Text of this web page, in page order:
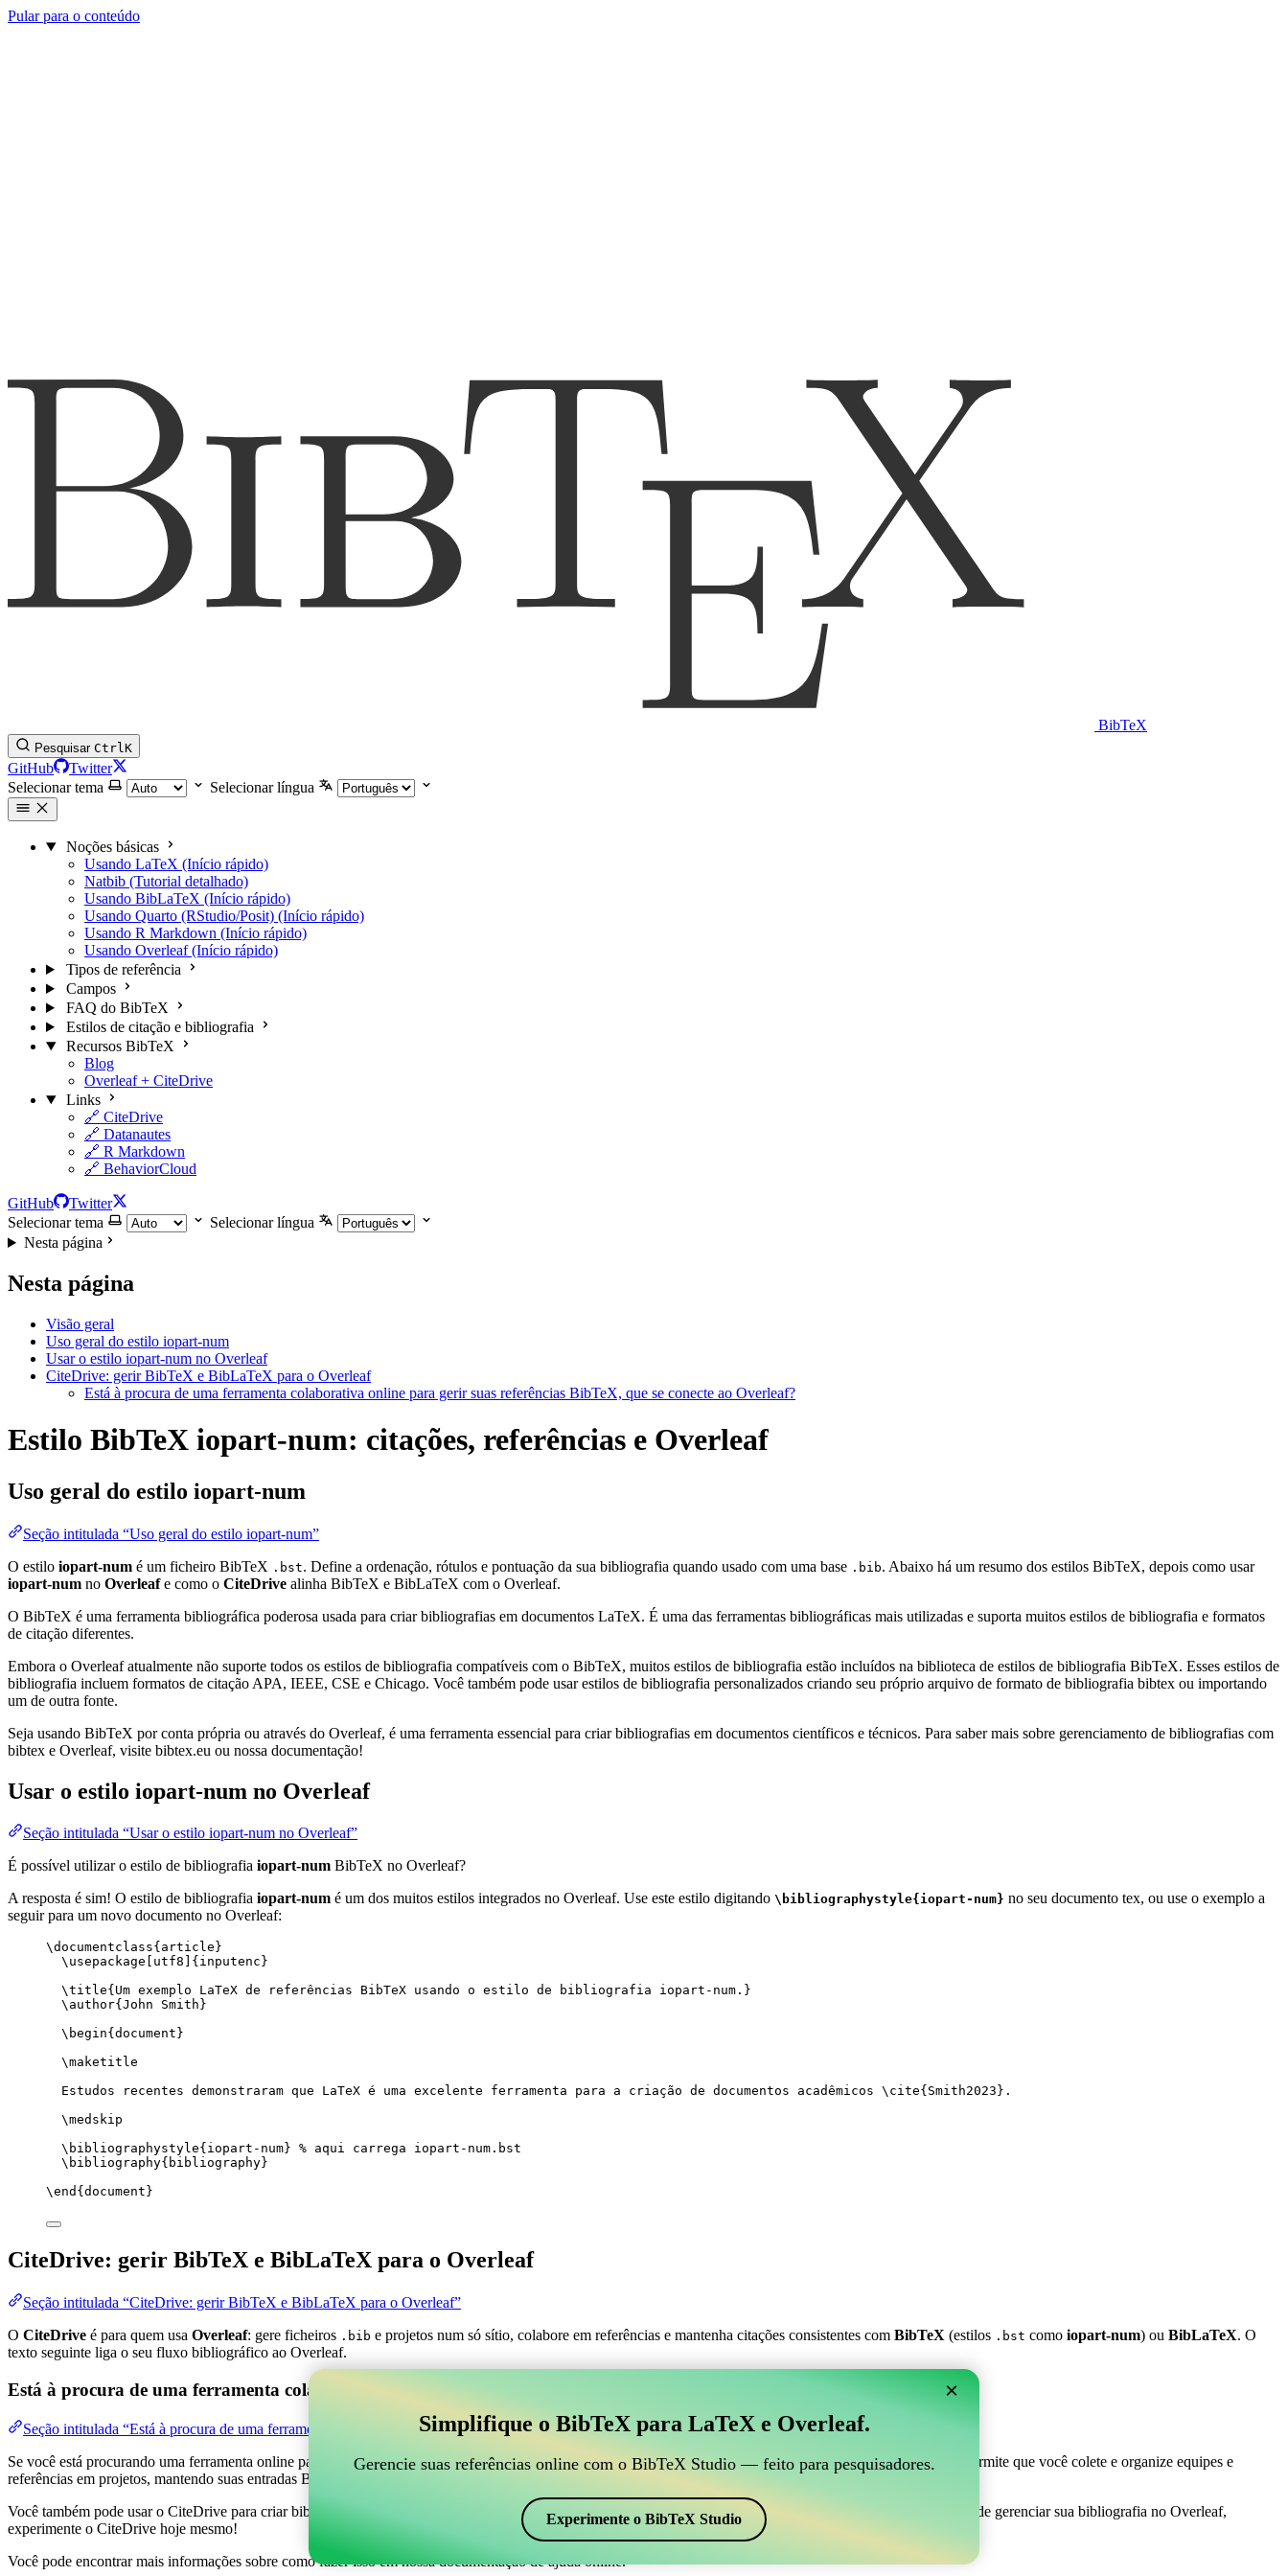
Pular para o conteúdo
BibTeX
Pesquisar CtrlK
GitHub
Twitter
Selecionar tema
Selecionar língua
Noções básicas
Usando LaTeX (Início rápido)
Natbib (Tutorial detalhado)
Usando BibLaTeX (Início rápido)
Usando Quarto (RStudio/Posit) (Início rápido)
Usando R Markdown (Início rápido)
Usando Overleaf (Início rápido)
Tipos de referência
Campos
FAQ do BibTeX
Estilos de citação e bibliografia
Recursos BibTeX
Blog
Overleaf + CiteDrive
Links
🔗 CiteDrive
🔗 Datanautes
🔗 R Markdown
🔗 BehaviorCloud
GitHub
Twitter
Selecionar tema
Selecionar língua
Nesta página
Nesta página
Visão geral
Uso geral do estilo iopart-num
Usar o estilo iopart-num no Overleaf
CiteDrive: gerir BibTeX e BibLaTeX para o Overleaf
Está à procura de uma ferramenta colaborativa online para gerir suas referências BibTeX, que se conecte ao Overleaf?
Estilo BibTeX iopart-num: citações, referências e Overleaf
Uso geral do estilo iopart-num
Seção intitulada “Uso geral do estilo iopart-num”
O estilo iopart-num é um ficheiro BibTeX .bst. Define a ordenação, rótulos e pontuação da sua bibliografia quando usado com uma base .bib. Abaixo há um resumo dos estilos BibTeX, depois como usar
iopart-num no Overleafe como o CiteDrive alinha BibTeX e BibLaTeX com o Overleaf.
O BibTeX é uma ferramenta bibliográfica poderosa usada para criar bibliografias em documentos LaTeX. É uma das ferramentas bibliográficas mais utilizadas e suporta muitos estilos de bibliografia e formatos
de citação diferentes.
Embora o Overleaf atualmente não suporte todos os estilos de bibliografia compatíveis com o BibTeX, muitos estilos de bibliografia estão incluídos na biblioteca de estilos de bibliografia BibTeX. Esses estilos de
bibliografia incluem formatos de citação APA, IEEE, CSE e Chicago. Você também pode usar estilos de bibliografia personalizados criando seu próprio arquivo de formato de bibliografia bibtex ou importando
um de outra fonte.
Seja usando BibTeX por conta própria ou através do Overleaf, é uma ferramenta essencial para criar bibliografias em documentos científicos e técnicos. Para saber mais sobre gerenciamento de bibliografias com
bibtex e Overleaf, visite bibtex.eu ou nossa documentação!
Usar o estilo iopart-num no Overleaf
Seção intitulada “Usar o estilo iopart-num no Overleaf”
É possível utilizar o estilo de bibliografia iopart-num BibTeX no Overleaf?
A resposta é sim! O estilo de bibliografia iopart-num é um dos muitos estilos integrados no Overleaf. Use este estilo digitando \bibliographystyle{iopart-num} no seu documento tex, ou use o exemplo a
seguir para um novo documento no Overleaf:
\documentclass{ article }
\usepackage
utf8 ]{ inputenc }
\title{Um exemplo LaTeX de referências BibTeX usando o estilo de bibliografia iopart-num.}
\author{John Smith}
\begin{ document }
\maketitle
Estudos recentes demonstraram que LaTeX é uma excelente ferramenta para a criação de documentos acadêmicos \cite{ Smith2023 }.
\medskip
\bibliographystyle{iopart-num} % aqui carrega iopart-num.bst
\bibliography{bibliography}
\end { document }
CiteDrive: gerir BibTeX e BibLaTeX para o Overleaf
Seção intitulada “CiteDrive: gerir BibTeX e BibLaTeX para o Overleaf”
O CiteDrive é para quem usa Overleaf: gere ficheiros .bib e projetos num só sítio, colabore em referências e mantenha citações consistentes com BibTeX (estilos .bst como iopart-num) ou BibLaTeX. O
texto seguinte liga o seu fluxo bibliográfico ao Overleaf.
Está à procura de uma ferramenta colaborativa online para gerir suas referências BibTeX, que se conecte ao Overleaf?
Seção intitulada “Está à procura de uma ferramenta colaborativa online para gerir suas referências BibTeX, que se conecte ao Overleaf?”
Se você está procurando uma ferramenta online para ajudar a gerenciar suas referências, citações e bibliografia no Overleaf, o CiteDrive pode ser perfeito! Ele permite que você colete e organize equipes e
referências em projetos, mantendo suas entradas BibTeX atualizadas em seu projeto Overleaf.
Você também pode usar o CiteDrive para criar bibliografias e citações em vários estilos, incluindo iopart-num. Então, se você está procurando uma maneira fácil de gerenciar sua bibliografia no Overleaf,
experimente o CiteDrive hoje mesmo!
Você pode encontrar mais informações sobre como fazer isso em nossa documentação de ajuda online.
×
Simplifique o BibTeX para LaTeX e Overleaf.
Gerencie suas referências online com o BibTeX Studio — feito para pesquisadores.
Experimente o BibTeX Studio